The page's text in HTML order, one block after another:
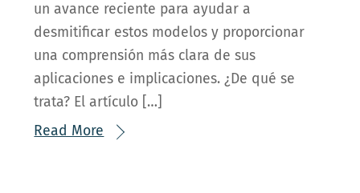
un avance reciente para ayudar a
desmitificar estos modelos y proporcionar
una comprensión más clara de sus
aplicaciones e implicaciones. ¿De qué se
trata? El artículo […]
Read More